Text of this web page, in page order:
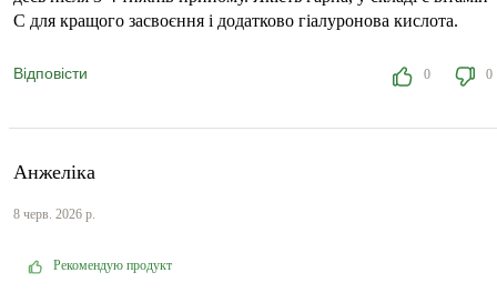
С для кращого засвоєння і додатково гіалуронова кислота.
Відповісти 0 0
Анжеліка
8 черв. 2026 р.
Рекомендую продукт